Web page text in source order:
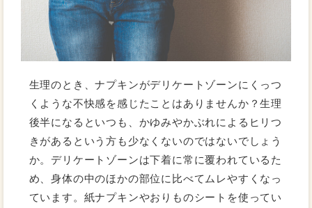
生理のとき、ナプキンがデリケートゾーンにくっつ
くような不快感を感じたことはありませんか？生理
後半になるといつも、かゆみやかぶれによるヒリつ
きがあるという方も少なくないのではないでしょう
か。デリケートゾーンは下着に常に覆われているた
め、身体の中のほかの部位に比べてムレやすくなっ
ています。紙ナプキンやおりものシートを使ってい